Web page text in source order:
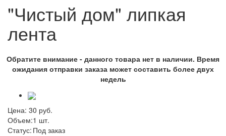
"Чистый дом" липкая
лента
Обратите внимание - данного товара нет в наличии. Время
ожидания отправки заказа может составить более двух
недель
Цена: 30 руб.
Объем:1 шт.
Статус: Под заказ